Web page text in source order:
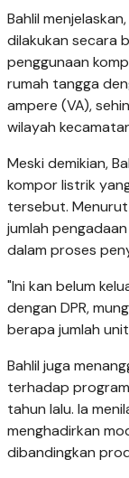
Bahlil
dilakukan secara
penggunaan
rumah tangga
ampere (VA),
wilayah
Meski demikian,
kompor listrik
tersebut.
jumlah
dalam proses
"Ini kan belum
dengan DPR,
berapa jumlah
Bahlil juga
terhadap
tahun lalu. Ia
menghadirkan
dibandingkan